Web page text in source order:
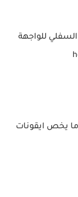
للواجهة
يخص ايقونات